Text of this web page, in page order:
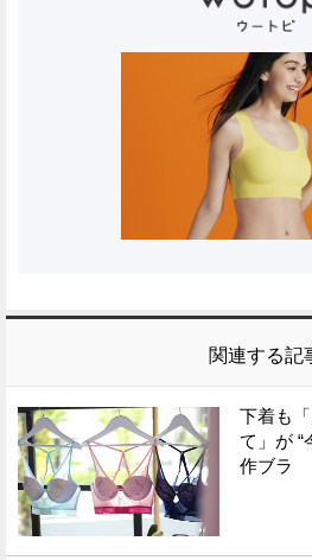
関連する記
下着も
て」が “
作ブラ